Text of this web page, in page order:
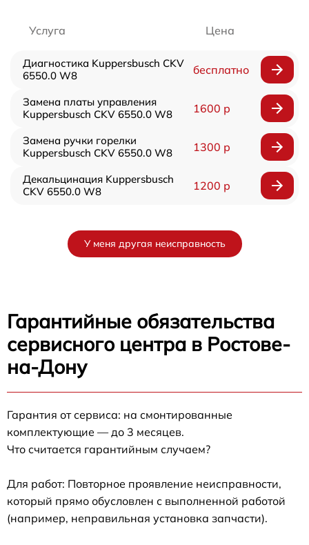
Услуга Цена
Диагностика Kuppersbusch CKV
6550.0 W8
бесплатно
Замена платы управления
Kuppersbusch CKV 6550.0 W8
1600 р
Замена ручки горелки
Kuppersbusch CKV 6550.0 W8
1300 р
Декальцинация Kuppersbusch
CKV 6550.0 W8
1200 р
У меня другая неисправность
Гарантийные обязательства
сервисного центра в Ростове-
на-Дону
Гарантия от сервиса: на смонтированные
комплектующие — до 3 месяцев.
Что считается гарантийным случаем?
Для работ: Повторное проявление неисправности,
который прямо обусловлен с выполненной работой
(например, неправильная установка запчасти).